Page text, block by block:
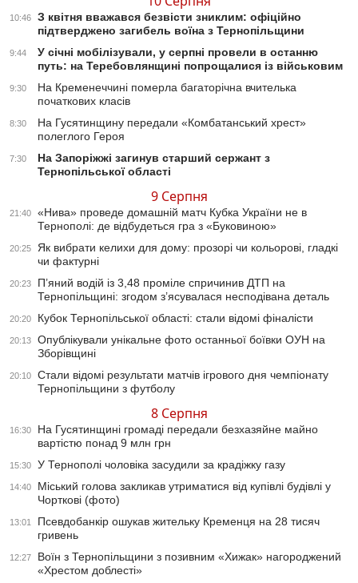
10:46
З квітня вважався безвісти зниклим: офіційно
підтверджено загибель воїна з Тернопільщини
9:44
У січні мобілізували, у серпні провели в останню
путь: на Теребовлянщині попрощалися із військовим
9:30
На Кременеччині померла багаторічна вчителька
початкових класів
8:30
На Гусятинщину передали «Комбатанський хрест»
полеглого Героя
7:30
На Запоріжжі загинув старший сержант з
Тернопільської області
9 Серпня
21:40
«Нива» проведе домашній матч Кубка України не в
Тернополі: де відбудеться гра з «Буковиною»
20:25
Як вибрати келихи для дому: прозорі чи кольорові, гладкі
чи фактурні
20:23
П’яний водій із 3,48 проміле спричинив ДТП на
Тернопільщині: згодом з’ясувалася несподівана деталь
20:20 Кубок Тернопільської області: стали відомі фіналісти
20:13
Опублікували унікальне фото останньої боївки ОУН на
Зборівщині
20:10
Стали відомі результати матчів ігрового дня чемпіонату
Тернопільщини з футболу
8 Серпня
16:30
На Гусятинщині громаді передали безхазяйне майно
вартістю понад 9 млн грн
15:30 У Тернополі чоловіка засудили за крадіжку газу
14:40
Міський голова закликав утриматися від купівлі будівлі у
Чорткові (фото)
13:01
Псевдобанкір ошукав жительку Кременця на 28 тисяч
гривень
12:27
Воїн з Тернопільщини з позивним «Хижак» нагороджений
«Хрестом доблесті»